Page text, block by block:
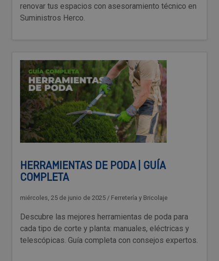
renovar tus espacios con asesoramiento técnico en
Suministros Herco.
HERRAMIENTAS DE PODA | GUÍA
COMPLETA
miércoles, 25 de junio de 2025 / Ferretería y Bricolaje
Descubre las mejores herramientas de poda para
cada tipo de corte y planta: manuales, eléctricas y
telescópicas. Guía completa con consejos expertos.